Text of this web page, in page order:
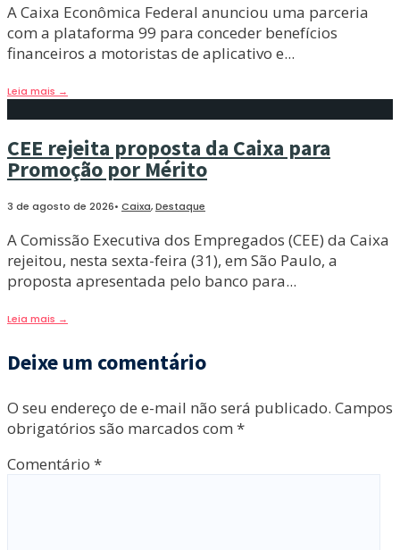
A Caixa Econômica Federal anunciou uma parceria
com a plataforma 99 para conceder benefícios
financeiros a motoristas de aplicativo e...
Leia mais →
CEE rejeita proposta da Caixa para
Promoção por Mérito
3 de agosto de 2026• Caixa,Destaque
A Comissão Executiva dos Empregados (CEE) da Caixa
rejeitou, nesta sexta-feira (31), em São Paulo, a
proposta apresentada pelo banco para...
Leia mais →
Deixe um comentário
O seu endereço de e-mail não será publicado. Campos
obrigatórios são marcados com *
Comentário *